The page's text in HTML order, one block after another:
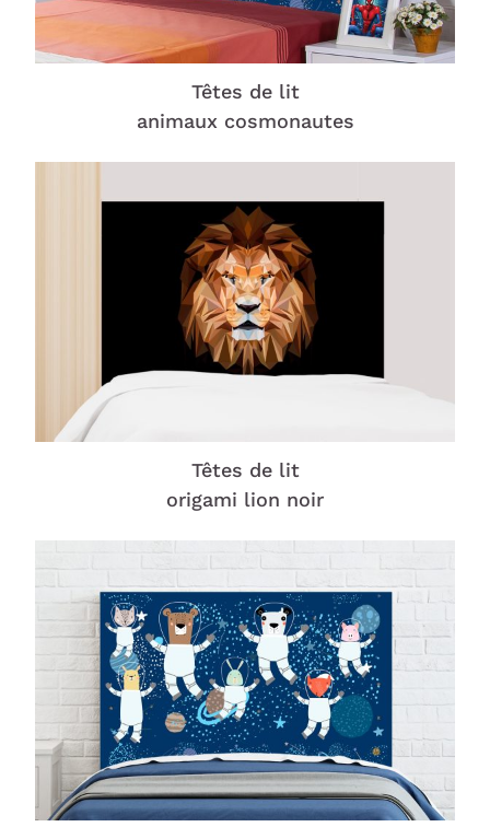
Têtes de lit
animaux cosmonautes
Têtes de lit
origami lion noir